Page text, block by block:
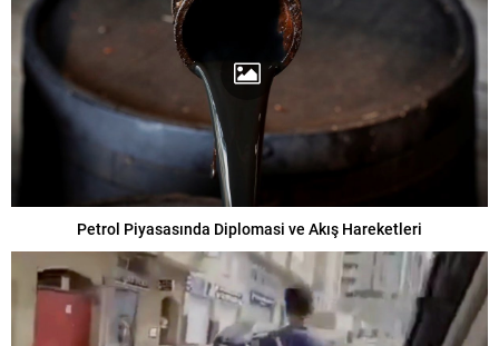
Petrol Piyasasında Diplomasi ve Akış Hareketleri